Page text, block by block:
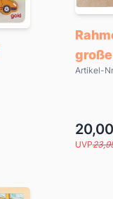
Artikel-
UVP